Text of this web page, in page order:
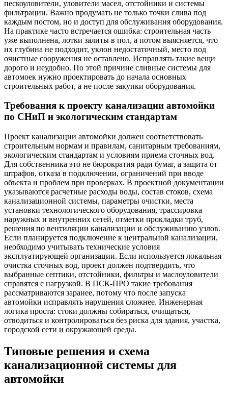
пескоуловители, уловители масел, отстойники и системы
фильтрации. Важно продумать не только точки слива под
каждым постом, но и доступ для обслуживания оборудования.
На практике часто встречается ошибка: строительная часть
уже выполнена, лотки залиты в пол, а потом выясняется, что
их глубина не подходит, уклон недостаточный, место под
очистные сооружения не оставлено. Исправлять такие вещи
дорого и неудобно. По этой причине сливные системы для
автомоек нужно проектировать до начала основных
строительных работ, а не после закупки оборудования.
Требования к проекту канализации автомойки
по СНиП и экологическим стандартам
Проект канализации автомойки должен соответствовать
строительным нормам и правилам, санитарным требованиям,
экологическим стандартам и условиям приема сточных вод.
Для собственника это не бюрократия ради бумаг, а защита от
штрафов, отказа в подключении, ограничений при вводе
объекта и проблем при проверках. В проектной документации
указываются расчетные расходы воды, состав стоков, схема
канализационной системы, параметры очистки, места
установки технологического оборудования, трассировка
наружных и внутренних сетей, отметки прокладки труб,
решения по вентиляции канализации и обслуживанию узлов.
Если планируется подключение к центральной канализации,
необходимо учитывать технические условия
эксплуатирующей организации. Если используется локальная
очистка сточных вод, проект должен подтвердить, что
выбранные септики, отстойники, фильтры и маслоуловители
справятся с нагрузкой. В ПСК-ПРО такие требования
рассматриваются заранее, потому что после запуска
автомойки исправлять нарушения сложнее. Инженерная
логика проста: стоки должны собираться, очищаться,
отводиться и контролироваться без риска для здания, участка,
городской сети и окружающей среды.
Типовые решения и схема
канализационной системы для
автомойки